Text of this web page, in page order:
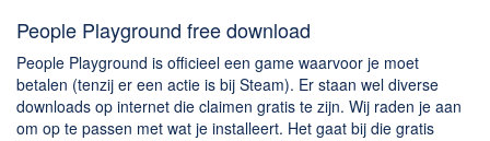
People Playground free download
People Playground is officieel een game waarvoor je moet
betalen (tenzij er een actie is bij Steam). Er staan wel diverse
downloads op internet die claimen gratis te zijn. Wij raden je aan
om op te passen met wat je installeert. Het gaat bij die gratis